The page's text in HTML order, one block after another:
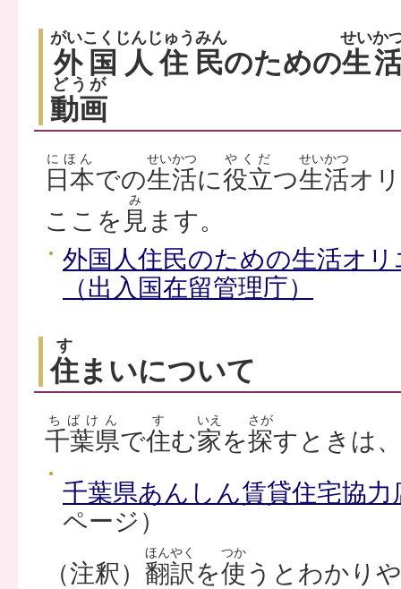
外国人住民
がいこくじんじゅうみん
のための生
せいか
動画
どうが
日本
にほん
での生活
せいかつ
に役立
やくだ
つ生活
せいかつ
オ
ここを 見
み
ます。
外国人住民のための生活オ
（出入国在留管理庁）
住
す
まいについて
千葉県
ちばけん
で住
す
む家
いえ
を探
さが
すときは
千葉県あんしん賃貸住宅協力
ページ）
（注釈） 翻訳
ほんやく
を使
つか
うとわかり